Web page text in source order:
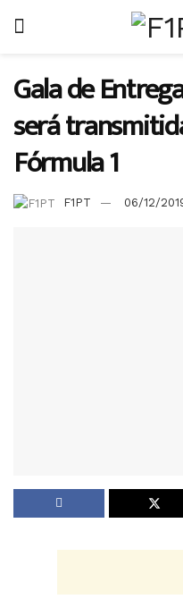
Gala de
será
Fórmula 1
F1PT 06/12/